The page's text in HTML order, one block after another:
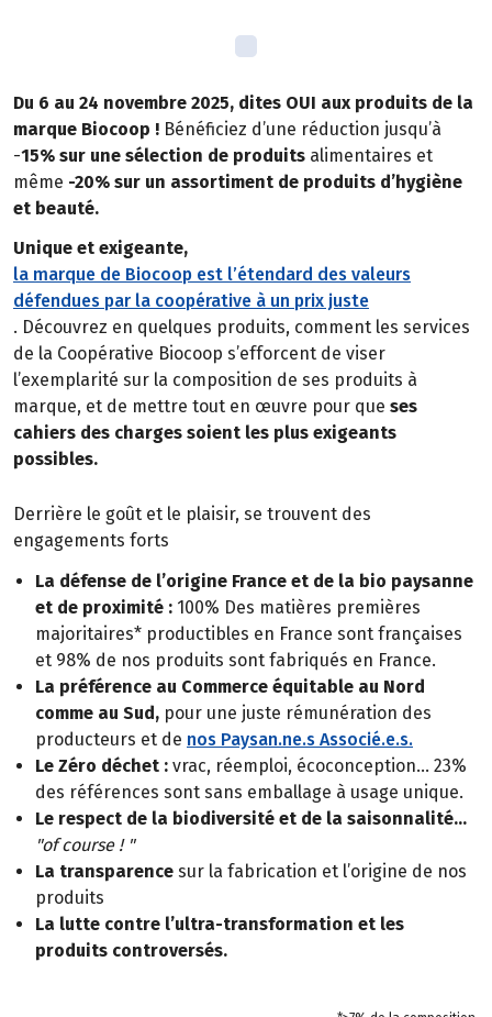
Du 6 au 24 novembre 2025, dites OUI aux produits de la
marque Biocoop ! Bénéficiez d’une réduction jusqu’à
-15% sur une sélection de produits alimentaires et
même -20% sur un assortiment de produits d’hygiène
et beauté.
Unique et exigeante,
la marque de Biocoop est l’étendard des valeurs
défendues par la coopérative à un prix juste
. Découvrez en quelques produits, comment les services
de la Coopérative Biocoop s’efforcent de viser
l’exemplarité sur la composition de ses produits à
marque, et de mettre tout en œuvre pour que ses
cahiers des charges soient les plus exigeants
possibles.
Derrière le goût et le plaisir, se trouvent des
engagements forts
La défense de l’origine France et de la bio paysanne
et de proximité : 100% Des matières premières
majoritaires* productibles en France sont françaises
et 98% de nos produits sont fabriqués en France.
La préférence au Commerce équitable au Nord
comme au Sud, pour une juste rémunération des
producteurs et de nos Paysan.ne.s Associé.e.s.
Le Zéro déchet : vrac, réemploi, écoconception… 23%
des références sont sans emballage à usage unique.
Le respect de la biodiversité et de la saisonnalité…
"of course ! "
La transparence sur la fabrication et l’origine de nos
produits
La lutte contre l’ultra-transformation et les
produits controversés.